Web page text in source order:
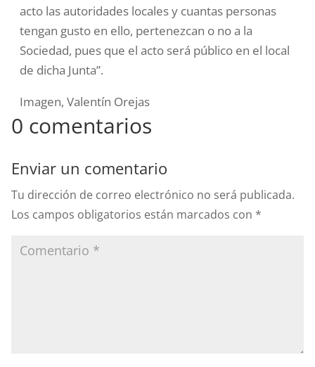
acto las autoridades locales y cuantas personas
tengan gusto en ello, pertenezcan o no a la
Sociedad, pues que el acto será público en el local
de dicha Junta”.
Imagen, Valentín Orejas
0 comentarios
Enviar un comentario
Tu dirección de correo electrónico no será publicada.
Los campos obligatorios están marcados con *